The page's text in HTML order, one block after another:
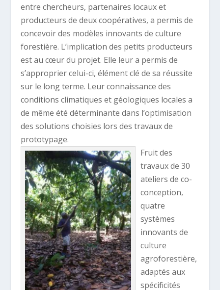
entre chercheurs, partenaires locaux et
producteurs de deux coopératives, a permis de
concevoir des modèles innovants de culture
forestière. L’implication des petits producteurs
est au cœur du projet. Elle leur a permis de
s’approprier celui-ci, élément clé de sa réussite
sur le long terme. Leur connaissance des
conditions climatiques et géologiques locales a
de même été déterminante dans l’optimisation
des solutions choisies lors des travaux de
prototypage.
Fruit des
travaux de 30
ateliers de co-
conception,
quatre
systèmes
innovants de
culture
agroforestière,
adaptés aux
spécificités